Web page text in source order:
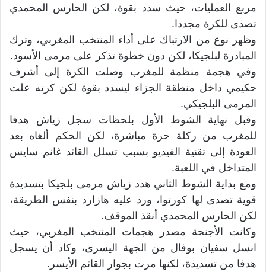
مربع العمليات، حيث سدد بقوة، لكن الحارس المحمدي
تصدى للكرة مجددا.
وظهر نوع من الارتباك على أداء المنتخب المغربي، وترك
المبادرة لبلجيكا، لكن دون خطوة تذكر على مرمى الأسود.
وفي هجمة منظمة للمغرب وصلت الكرة إلى أشرف
حكيمي داخل منطقة الجزاء ليسدد بقوة لكن كرته علت
المرمى البلجيكي.
وقبل نهاية الشوط الأول بلحظات سجل زياش هدفا
للمغرب من ركلة حرة مباشرة، لكن الحكم ألغاه بعد
العودة إلى تقنية الفيديو بسبب تسلل القائد غانم سايس
المتداخل في اللعبة.
ومع بداية الشوط الثاني هدد زياش مرمى بلجيكا بتسديدة
قوية تصدى لها كورتوا، ورد عليه هازارد بنفس الطريقة،
لكن الحارس المحمدي أنقذ الموقف.
وكانت الأجنحة مصدر هجمات المنتخب المغربي، حيث
انسل سفيان بوفال من الجهة اليسرى، وكاد أن يسجل
هدفا من تسديدة، لكنها مرت بجوار القائم الأيسر.